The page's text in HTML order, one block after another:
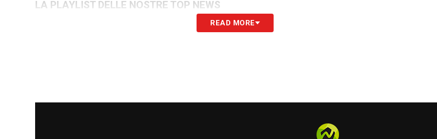
LA PLAYLIST DELLE NOSTRE TOP NEWS
READ MORE